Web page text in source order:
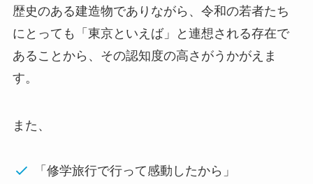
歴史のある建造物でありながら、令和の若者たち
にとっても「東京といえば」と連想される存在で
あることから、その認知度の高さがうかがえま
す。
また、
「修学旅行で行って感動したから」